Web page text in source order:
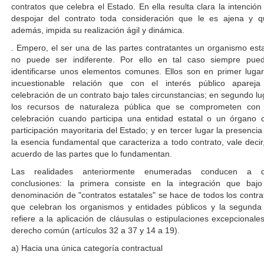
contratos que celebra el Estado. En ella resulta clara la
despojar del contrato toda consideración que le es ajena y
además, impida su realización ágil y dinámica.
. Empero, el ser una de las partes contratantes un organismo
no puede ser indiferente. Por ello en tal caso siempre
identificarse unos elementos comunes. Ellos son en primer
incuestionable relación que con el interés público
celebración de un contrato bajo tales circunstancias; en segundo
los recursos de naturaleza pública que se comprometen con
celebración cuando participa una entidad estatal o un órgano
participación mayoritaria del Estado; y en tercer lugar la
la esencia fundamental que caracteriza a todo contrato, vale
acuerdo de las partes que lo fundamentan.
Las realidades anteriormente enumeradas conducen a
conclusiones: la primera consiste en la integración que
denominación de "contratos estatales" se hace de todos los
que celebran los organismos y entidades públicos y la
refiere a la aplicación de cláusulas o estipulaciones
derecho común (artículos 32 a 37 y 14 a 19).
a) Hacia una única categoría contractual